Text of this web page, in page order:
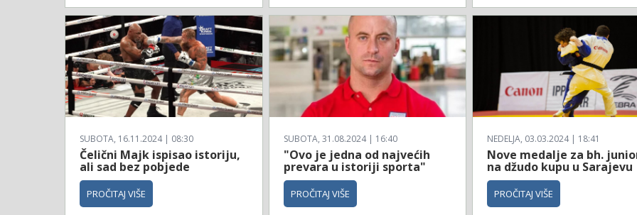
SUBOTA, 16.11.2024 | 08:30
Čelični Majk ispisao istoriju,
ali sad bez pobjede
PROČITAJ VIŠE
SUBOTA, 31.08.2024 | 16:40
"Ovo je jedna od najvećih
prevara u istoriji sporta"
PROČITAJ VIŠE
NEDELJA, 03.03.2024 | 18:41
Nove medalje za bh.
na džudo kupu u Sarajevu
PROČITAJ VIŠE